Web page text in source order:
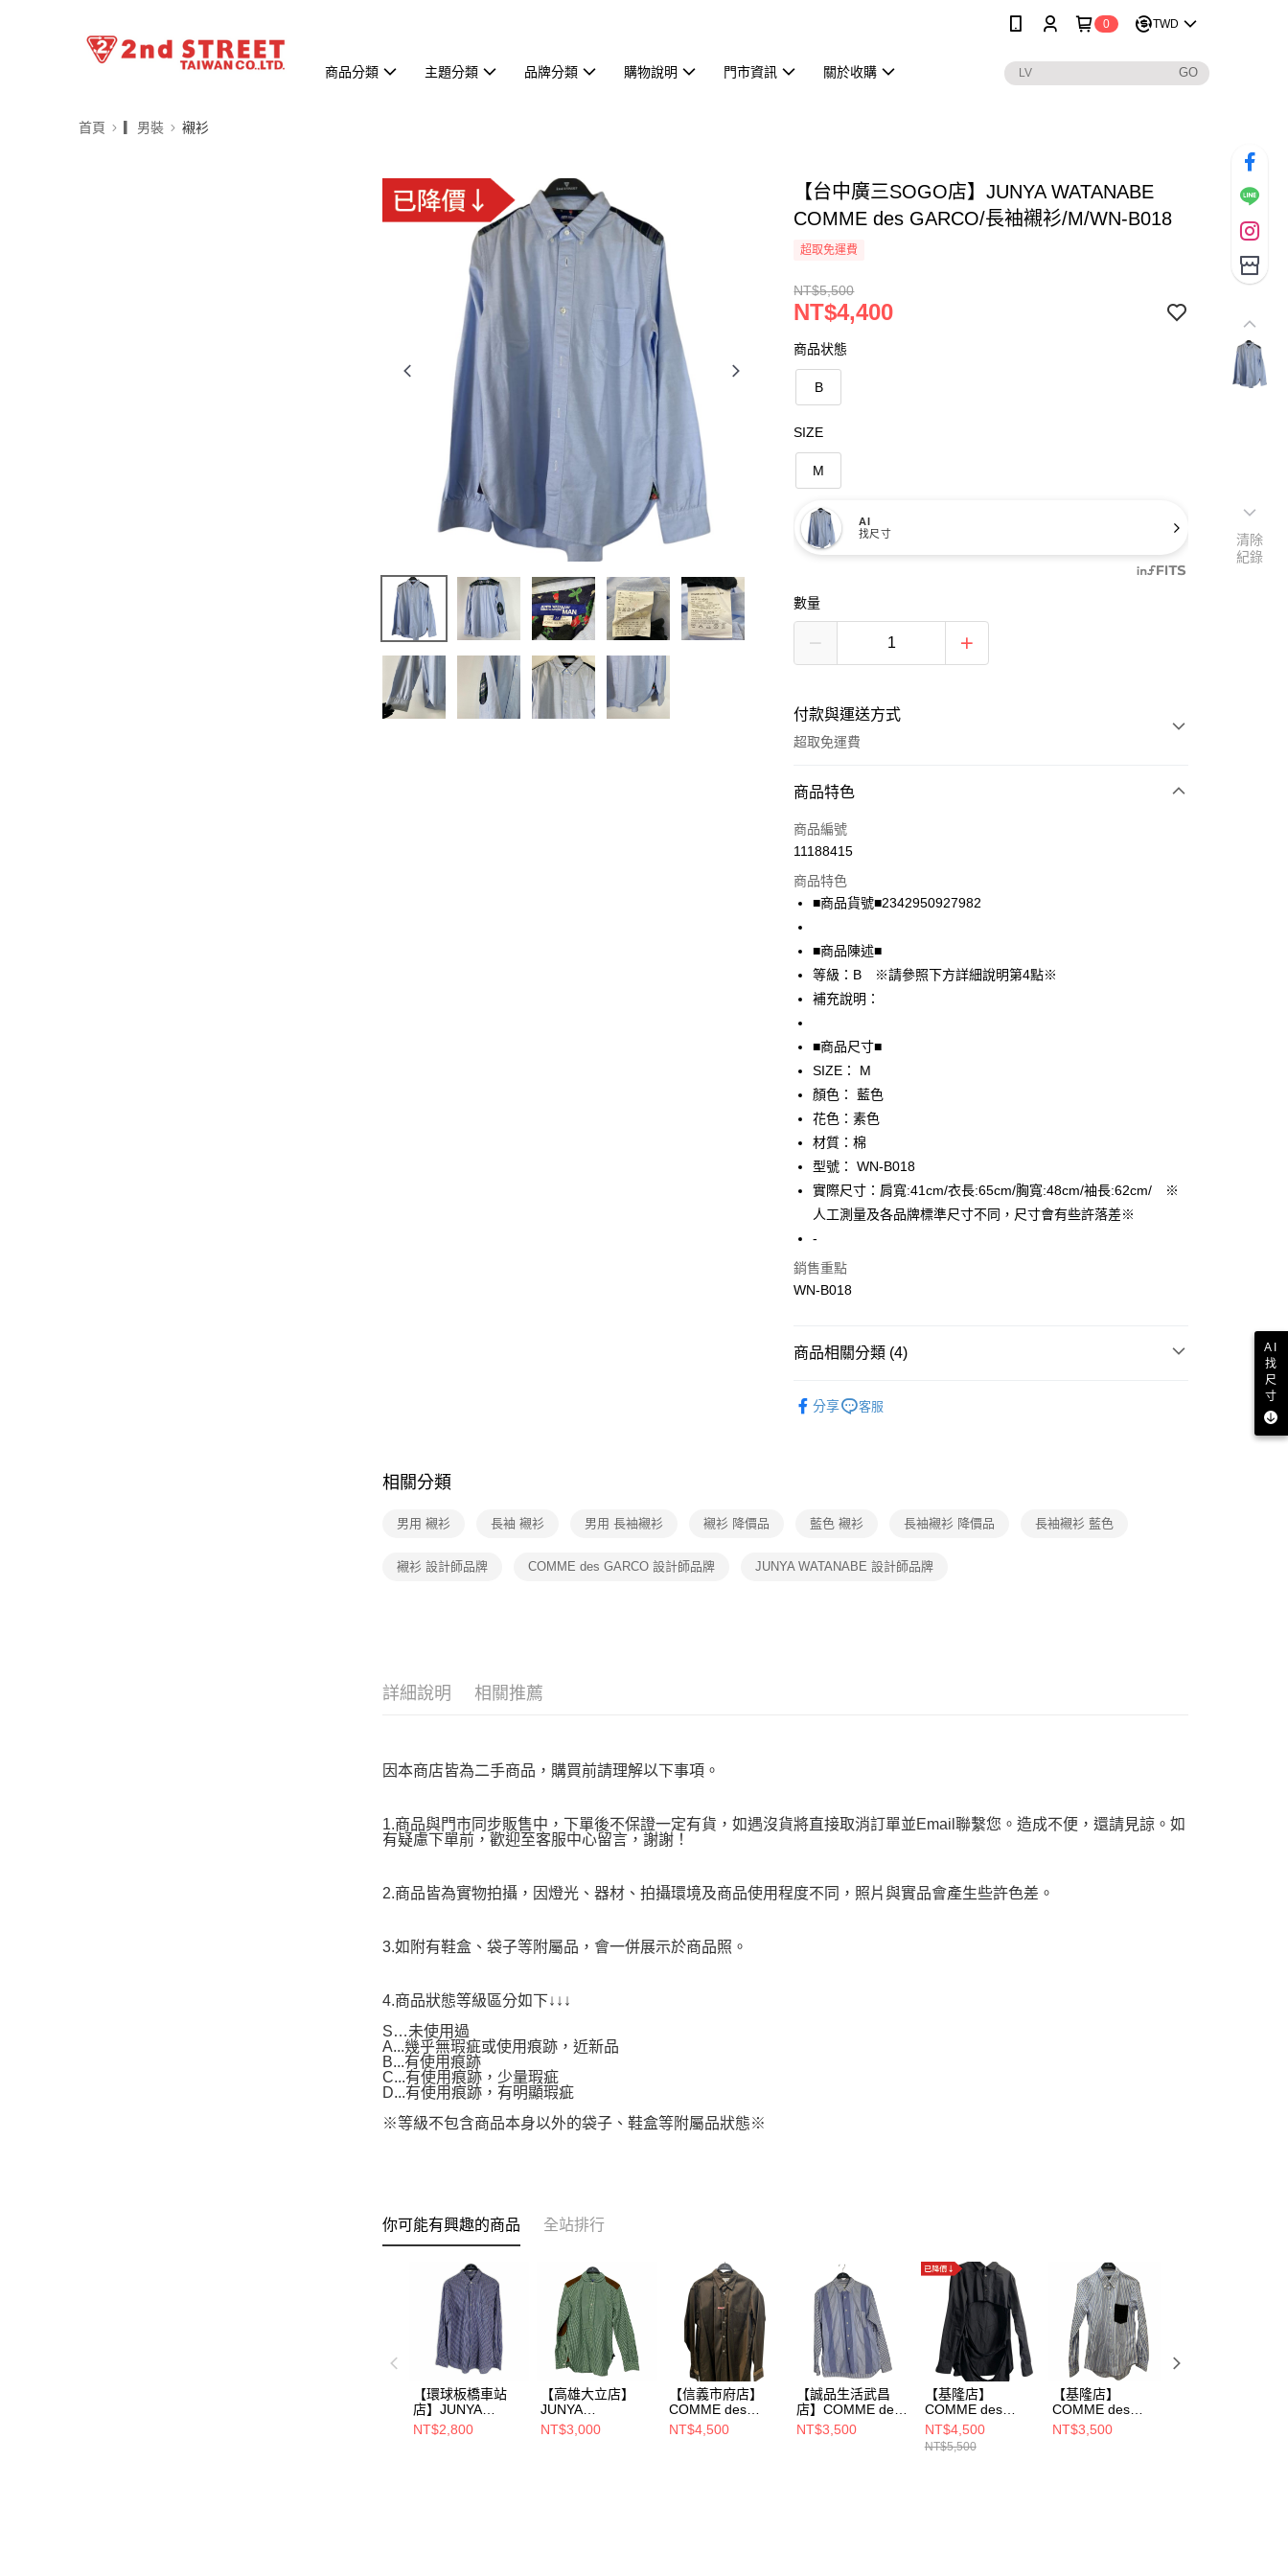
0 TWD
商品分類 主題分類 品牌分類 購物說明 門市資訊 關於收購
首頁 ▎男裝 襯衫
【台中廣三SOGO店】JUNYA WATANABE
COMME des GARCO/長袖襯衫/M/WN-B018
超取免運費
NT$5,500
NT$4,400
商品状態
B
SIZE
M
AI
找尺寸
數量
付款與運送方式
超取免運費
付款方式
信用卡一次付款
LINE Pay
Apple Pay
街口支付
悠遊付
全盈+PAY
AFTEE先享後付
相關說明
【關於「AFTEE先享後付」】
AFTEE先享後付是「在收到商品之後才付款」的支付方式。 讓您購物簡單
便利好安心！
１．簡單：不需註冊會員、不需綁卡、不需儲值。
２．便利：只要手機號碼，簡訊認證，即可結帳。
【「AFTEE先享後付」結帳流程】
付」結帳頁面，進行簡訊認證並確認金額後，即可完成結帳。
２．訂單成立數日內，您將收到繳費通知簡訊。
絡購買商品的店家。未經商家同意取消之訂單仍視為有效，需透過AFTEE
是否繳費成功／繳費後需取消欲退款等相關疑問，請聯繫「AFTEE先享後
２．關於個人資料處理事宜，請瀏覽以下網址：
３．未成年的使用者請事先徵得法定代理人或監護人之同意方可使用
運送方式
全家取貨付款
免運費
免運費
免運費
商品特色
商品編號
11188415
商品特色
■商品貨號■2342950927982
■商品陳述■
等級：B ※請參照下方詳細說明第4點※
補充說明：
■商品尺寸■
SIZE： M
顏色： 藍色
花色：素色
材質：棉
型號： WN-B018
實際尺寸：肩寬:41cm/衣長:65cm/胸寬:48cm/袖長:62cm/ ※
人工測量及各品牌標準尺寸不同，尺寸會有些許落差※
-
銷售重點
WN-B018
商品相關分類 (4)
分享 客服
相關分類
男用 襯衫 長袖 襯衫 男用 長袖襯衫 襯衫 降價品 藍色 襯衫 長袖襯衫 降價品 長袖襯衫 藍色
襯衫 設計師品牌 COMME des GARCO 設計師品牌 JUNYA WATANABE 設計師品牌
詳細說明 相關推薦
因本商店皆為二手商品，購買前請理解以下事項。
1.商品與門市同步販售中，下單後不保證一定有貨，如遇沒貨將直接取消訂單並Email聯繫您。造成不便，還請見諒。如
有疑慮下單前，歡迎至客服中心留言，謝謝！
2.商品皆為實物拍攝，因燈光、器材、拍攝環境及商品使用程度不同，照片與實品會產生些許色差。
3.如附有鞋盒、袋子等附屬品，會一併展示於商品照。
4.商品狀態等級區分如下↓↓↓
S…未使用過
A...幾乎無瑕疵或使用痕跡，近新品
B...有使用痕跡
C...有使用痕跡，少量瑕疵
D...有使用痕跡，有明顯瑕疵
※等級不包含商品本身以外的袋子、鞋盒等附屬品狀態※
你可能有興趣的商品 全站排行
【環球板橋車站
店】JUNYA
WATANABE
COMME des
NT$2,800
【高雄大立店】
JUNYA
WATANABE
COMME des
NT$3,000
【信義市府店】
COMME des
GARCONS
SHIRT/長袖襯
NT$4,500
【誠品生活武昌
店】COMME des
GARCONS
SHIRT/長袖襯
NT$3,500
【基隆店】
COMME des
GARCONS
HOMME PLUS/長
袖襯衫/S/PF-B005
NT$4,500
NT$5,500
【基隆店】
COMME des
GARCONS
HOMME DEUX/長
NT$3,500
清除
紀錄
AI
找
尺
寸